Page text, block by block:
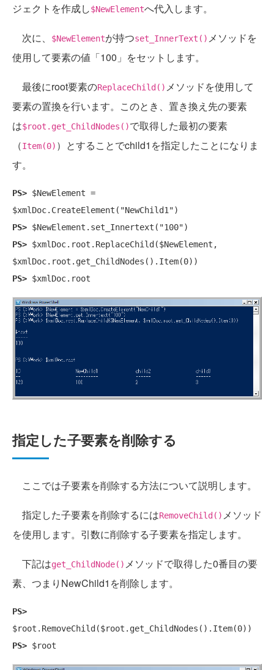
ジェクトを作成し$NewElementへ代入します。
次に、 $NewElementが持つset_InnerText() メソッドを
使用して要素の値「100」をセットします。
最後にroot要素のReplaceChild() メソッドを使用して
要素の置換を行います。このとき、置き換え先の要素
は$root.get_ChildNodes()で取得した最初の要素
（Item(0) ）とすることでchild1を指定したことになりま
す。
PS> $NewElement =
PS>
PS> $xmlDoc.root.ReplaceChild($NewElement,
PS> $xmlDoc.root
指定した子要素を削除する
ここでは子要素を削除する方法について説明します。
指定した子要素を削除するにはRemoveChild() メソッド
を使用します。引数に削除する子要素を指定します。
下記はget_ChildNode() メソッドで取得した0番目の要
素、つまりNewChild1を削除します。
PS>
PS> $root